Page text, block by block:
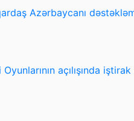
Azərbaycanı
açılışında